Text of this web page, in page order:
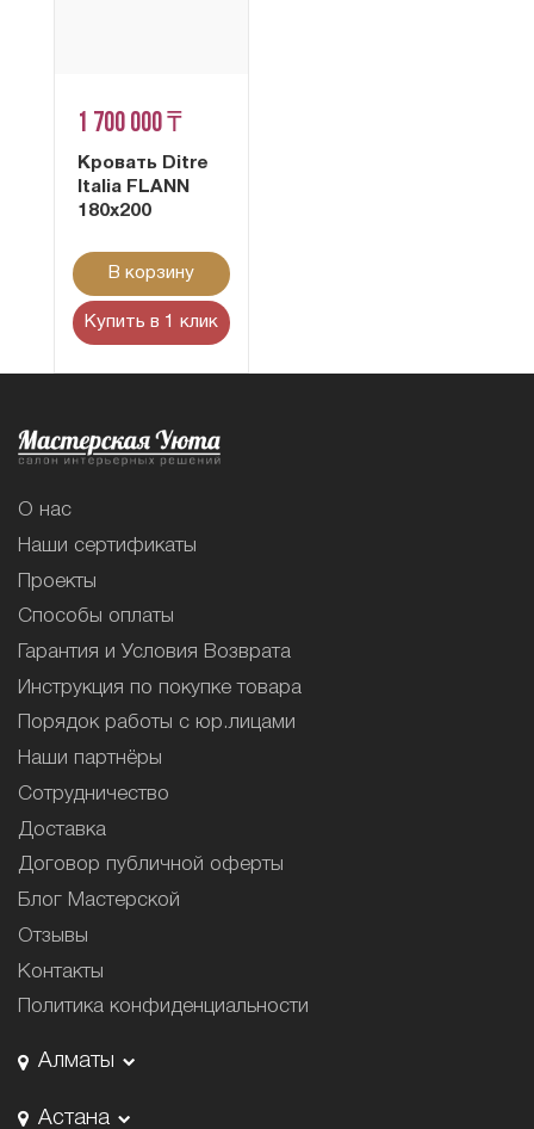
1 700 000 ₸
Кровать Ditre
Italia FLANN
180x200
В корзину
Купить в 1 клик
О нас
Наши сертификаты
Проекты
Способы оплаты
Гарантия и Условия Возврата
Инструкция по покупке товара
Порядок работы с юр.лицами
Наши партнёры
Сотрудничество
Доставка
Договор публичной оферты
Блог Мастерской
Отзывы
Контакты
Политика конфиденциальности
Алматы
Астана